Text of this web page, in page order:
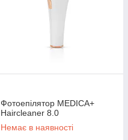
Фотоепілятор MEDICA+
Haircleaner 8.0
Немає в наявності